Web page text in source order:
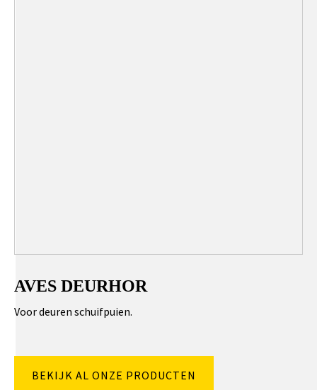
AVES DEURHOR
Voor deuren schuifpuien.
BEKIJK AL ONZE PRODUCTEN